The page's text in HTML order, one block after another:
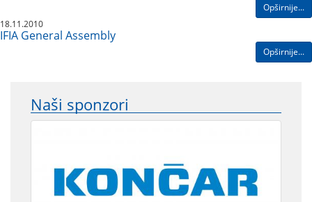
Opširnije...
18.11.2010
IFIA General Assembly
Opširnije...
Naši sponzori